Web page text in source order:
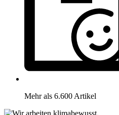
Mehr als 6.600 Artikel